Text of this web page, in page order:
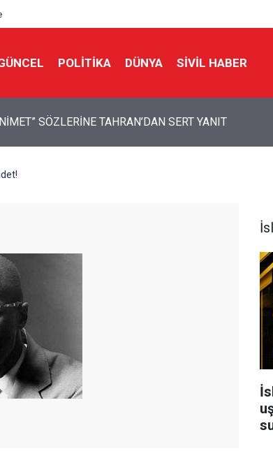
POLITIKA DÜNYA SIVIL HABER
Uluslararası Filistin Konvoyu